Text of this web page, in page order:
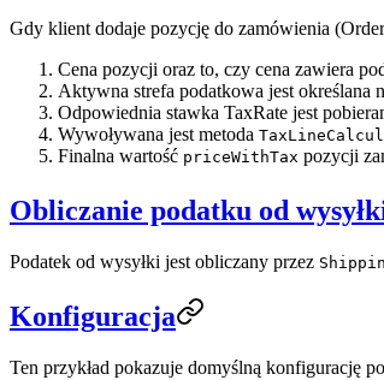
Gdy klient dodaje pozycję do zamówienia
Cena pozycji oraz to, czy cena zawiera
Aktywna strefa podatkowa jest określana
Odpowiednia stawka TaxRate jest
Wywoływana jest metoda
Finalna wartość priceWithTax pozycji
Obliczanie podatku od
Podatek od wysyłki jest obliczany przez
Konfiguracja
Ten przykład pokazuje domyślną konfigurację